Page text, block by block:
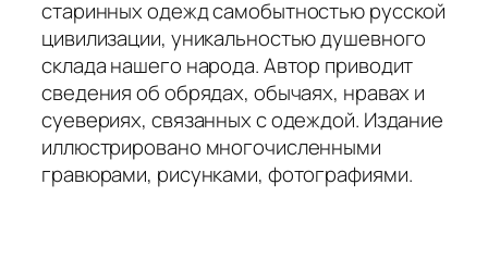
старинных одежд самобытностью русской
цивилизации, уникальностью душевного
склада нашего народа. Автор приводит
сведения об обрядах, обычаях, нравах и
суевериях, связанных с одеждой. Издание
иллюстрировано многочисленными
гравюрами, рисунками, фотографиями.